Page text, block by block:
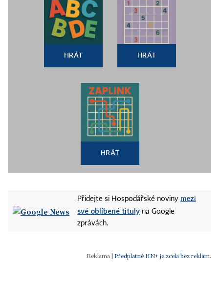
HRÁT HRÁT
HRÁT
Přidejte si Hospodářské noviny mezi
své oblíbené tituly na Google
zprávách.
Předplatné HN+ je zcela bez reklam.